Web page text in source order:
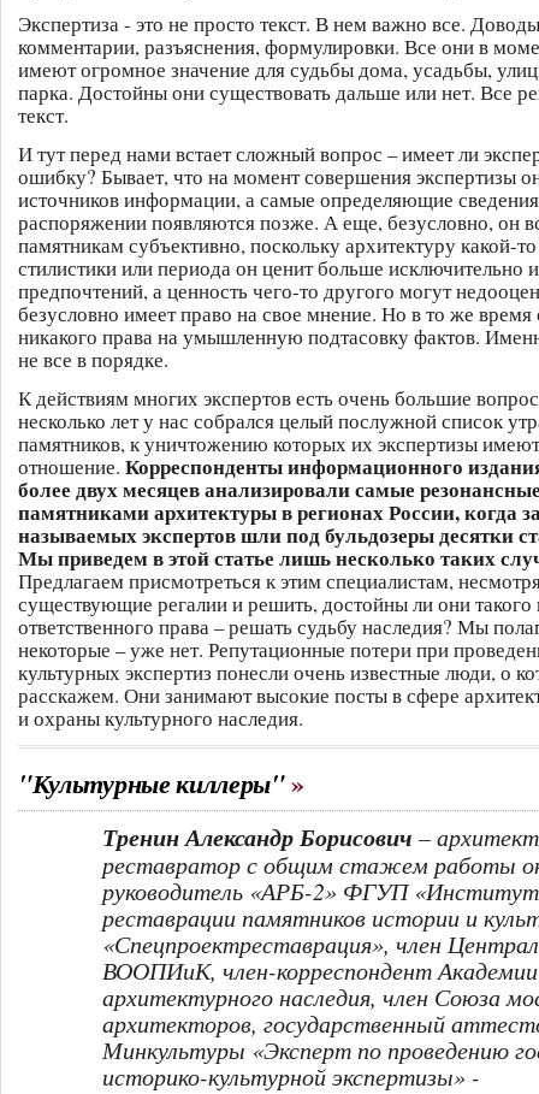
Экспертиза - это не просто текст. В нем важно все.
комментарии, разъяснения, формулировки. Все они в
имеют огромное значение для судьбы дома, усадьбы,
парка. Достойны они существовать дальше или нет. Все
текст.
И тут перед нами встает сложный вопрос – имеет ли
ошибку? Бывает, что на момент совершения экспертизы
источников информации, а самые определяющие
распоряжении появляются позже. А еще, безусловно, он
памятникам субъективно, поскольку архитектуру какой-
стилистики или периода он ценит больше исключительно
предпочтений, а ценность чего-то другого могут
безусловно имеет право на свое мнение. Но в то же время
никакого права на умышленную подтасовку фактов.
не все в порядке.
К действиям многих экспертов есть очень большие
несколько лет у нас собрался целый послужной список
памятников, к уничтожению которых их экспертизы
отношение. Корреспонденты информационного
более двух месяцев анализировали самые
памятниками архитектуры в регионах России, когда
называемых экспертов шли под бульдозеры десятки
Мы приведем в этой статье лишь несколько таких
Предлагаем присмотреться к этим специалистам,
существующие регалии и решить, достойны ли они такого
ответственного права – решать судьбу наследия? Мы
некоторые – уже нет. Репутационные потери при
культурных экспертиз понесли очень известные люди, о
расскажем. Они занимают высокие посты в сфере
и охраны культурного наследия.
"Культурные киллеры"
Тренин Александр Борисович –
реставратор с общим стажем работы
руководитель «АРБ-2» ФГУП
реставрации памятников истории и
«Спецпроектреставрация», член
ВООПИиК, член-корреспондент Академии
архитектурного наследия, член Союза
архитекторов, государственный
Минкультуры «Эксперт по проведению
историко-культурной экспертизы» -